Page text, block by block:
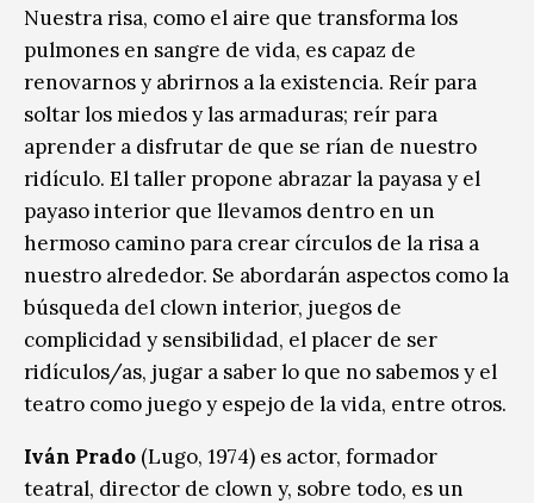
Nuestra risa, como el aire que transforma los
pulmones en sangre de vida, es capaz de
renovarnos y abrirnos a la existencia. Reír para
soltar los miedos y las armaduras; reír para
aprender a disfrutar de que se rían de nuestro
ridículo. El taller propone abrazar la payasa y el
payaso interior que llevamos dentro en un
hermoso camino para crear círculos de la risa a
nuestro alrededor. Se abordarán aspectos como la
búsqueda del clown interior, juegos de
complicidad y sensibilidad, el placer de ser
ridículos/as, jugar a saber lo que no sabemos y el
teatro como juego y espejo de la vida, entre otros.
Iván Prado (Lugo, 1974) es actor, formador
teatral, director de clown y, sobre todo, es un